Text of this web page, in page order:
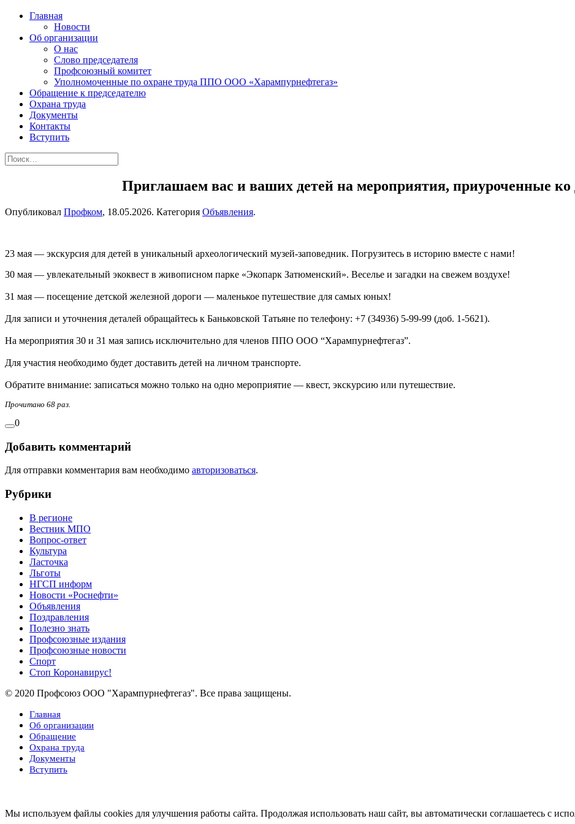
Главная
Новости
Об организации
О нас
Слово председателя
Профсоюзный комитет
Уполномоченные по охране труда ППО ООО «Харампурнефтегаз»
Обращение к председателю
Охрана труда
Документы
Контакты
Вступить
Приглашаем вас и ваших детей на мероприятия, приуроченные
Опубликовал Профком, 18.05.2026. Категория Объявления.
23 мая — экскурсия для детей в уникальный археологический музей‑заповедник. Погрузитесь в историю вместе с нами!
30 мая — увлекательный экоквест в живописном парке «Экопарк Затюменский». Веселье и загадки на свежем воздухе!
31 мая — посещение детской железной дороги — маленькое путешествие для самых юных!
Для записи и уточнения деталей обращайтесь к Баньковской Татьяне по телефону: +7 (34936) 5‑99‑99 (доб. 1‑5621).
На мероприятия 30 и 31 мая запись исключительно для членов ППО ООО “Харампурнефтегаз”.
Для участия необходимо будет доставить детей на личном транспорте.
Обратите внимание: записаться можно только на одно мероприятие — квест, экскурсию или путешествие.
Прочитано 68 раз.
0
Добавить комментарий
Для отправки комментария вам необходимо авторизоваться.
Рубрики
В регионе
Вестник МПО
Вопрос-ответ
Культура
Ласточка
Льготы
НГСП информ
Новости «Роснефти»
Объявления
Поздравления
Полезно знать
Профсоюзные издания
Профсоюзные новости
Спорт
Стоп Коронавирус!
© 2020 Профсоюз ООО "Харампурнефтегаз". Все права защищены.
Главная
Об организации
Обращение
Охрана труда
Документы
Вступить
Мы используем файлы cookies для улучшения работы сайта. Продолжая использовать наш сайт, вы автоматически соглашаетесь с